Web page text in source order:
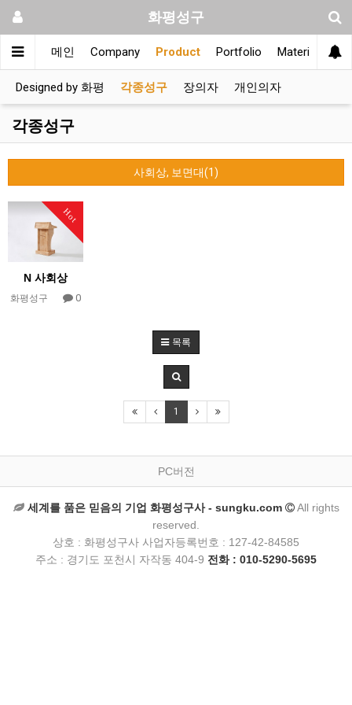
화평성구
메인 Company Product Portfolio Material
Designed by 화평 각종성구 장의자 개인의자
각종성구
사회상, 보면대(1)
Hot
N 사회상
화평성구 0
목록
1
PC버전
세계를 품은 믿음의 기업 화평성구사 - sungku.com
All rights
reserved.
상호 : 화평성구사 사업자등록번호 : 127-42-84585
주소 : 경기도 포천시 자작동 404-9 전화 : 010-5290-5695